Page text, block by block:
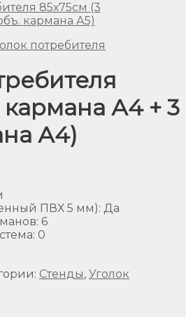
потребителя
кармана А4 + 3
А4)
ПВХ 5 мм): Да
: 6
: 0
Стенды, Уголок